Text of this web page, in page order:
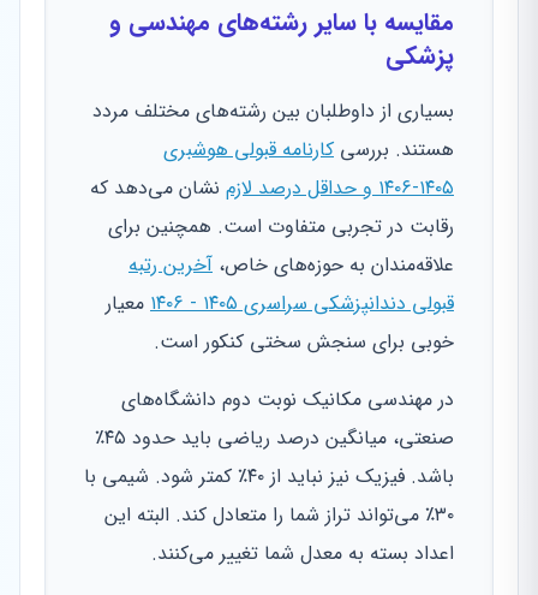
مقایسه با سایر رشته‌های مهندسی و
پزشکی
بسیاری از داوطلبان بین رشته‌های مختلف مردد
هستند. بررسی کارنامه قبولی هوشبری
۱۴۰۵-۱۴۰۶ و حداقل درصد لازم
نشان می‌دهد که
رقابت در تجربی متفاوت است. همچنین برای
علاقه‌مندان به حوزه‌های خاص، آخرین رتبه
قبولی دندانپزشکی سراسری ۱۴۰۵ - ۱۴۰۶
معیار
خوبی برای سنجش سختی کنکور است.
در مهندسی مکانیک نوبت دوم دانشگاه‌های
صنعتی، میانگین درصد ریاضی باید حدود ۴۵٪
باشد. فیزیک نیز نباید از ۴۰٪ کمتر شود. شیمی با
۳۰٪ می‌تواند تراز شما را متعادل کند. البته این
اعداد بسته به معدل شما تغییر می‌کنند.